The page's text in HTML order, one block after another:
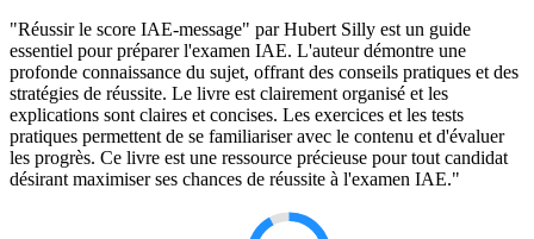
"Réussir le score IAE-message" par Hubert Silly est un guide
essentiel pour préparer l'examen IAE. L'auteur démontre une
profonde connaissance du sujet, offrant des conseils pratiques et des
stratégies de réussite. Le livre est clairement organisé et les
explications sont claires et concises. Les exercices et les tests
pratiques permettent de se familiariser avec le contenu et d'évaluer
les progrès. Ce livre est une ressource précieuse pour tout candidat
désirant maximiser ses chances de réussite à l'examen IAE."